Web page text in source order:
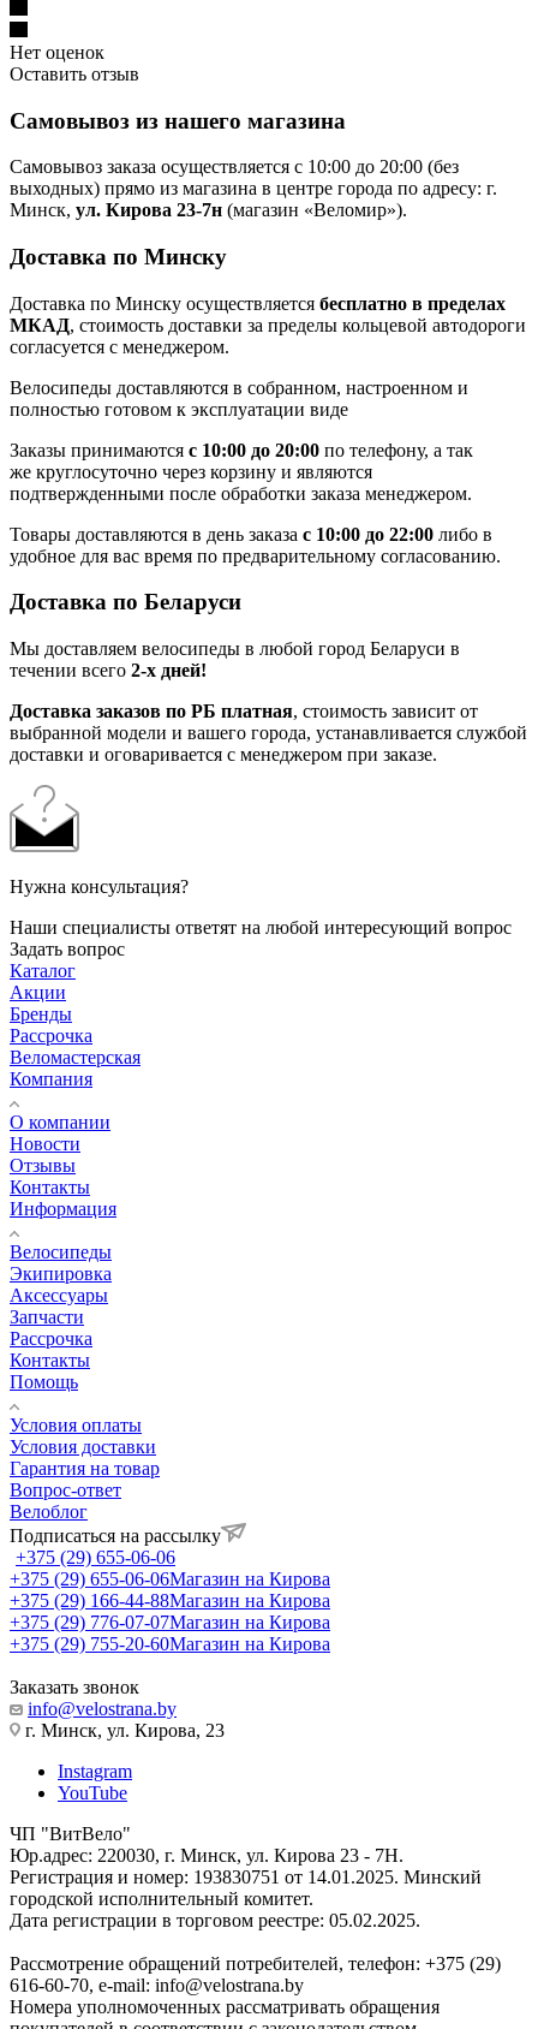
Нет оценок
Оставить отзыв
Самовывоз из нашего магазина
Самовывоз заказа осуществляется с 10:00 до 20:00 (без
выходных) прямо из магазина в центре города по адресу: г.
Минск, ул. Кирова 23-7н (магазин «Веломир»).
Доставка по Минску
Доставка по Минску осуществляется бесплатно в пределах
МКАД, стоимость доставки за пределы кольцевой автодороги
согласуется с менеджером.
Велосипеды доставляются в собранном, настроенном и
полностью готовом к эксплуатации виде
Заказы принимаются с 10:00 до 20:00 по телефону, а так
же круглосуточно через корзину и являются
подтвержденными после обработки заказа менеджером.
Товары доставляются в день заказа с 10:00 до 22:00 либо в
удобное для вас время по предварительному согласованию.
Доставка по Беларуси
Мы доставляем велосипеды в любой город Беларуси в
течении всего 2-х дней!
Доставка заказов по РБ платная, стоимость зависит от
выбранной модели и вашего города, устанавливается службой
доставки и оговаривается с менеджером при заказе.
Нужна консультация?
Наши специалисты ответят на любой интересующий вопрос
Задать вопрос
Каталог
Акции
Бренды
Рассрочка
Веломастерская
Компания
О компании
Новости
Отзывы
Контакты
Информация
Велосипеды
Экипировка
Аксессуары
Запчасти
Рассрочка
Контакты
Помощь
Условия оплаты
Условия доставки
Гарантия на товар
Вопрос-ответ
Велоблог
Подписаться на рассылку
+375 (29) 655-06-06
+375 (29) 655-06-06Магазин на Кирова
+375 (29) 166-44-88Магазин на Кирова
+375 (29) 776-07-07Магазин на Кирова
+375 (29) 755-20-60Магазин на Кирова
Заказать звонок
info@velostrana.by
г. Минск, ул. Кирова, 23
Instagram
YouTube
ЧП "ВитВело"
Юр.адрес: 220030, г. Минск, ул. Кирова 23 - 7Н.
Регистрация и номер: 193830751 от 14.01.2025. Минский
городской исполнительный комитет.
Дата регистрации в торговом реестре: 05.02.2025.
Рассмотрение обращений потребителей, телефон: +375 (29)
616-60-70, e-mail: info@velostrana.by
Номера уполномоченных рассматривать обращения